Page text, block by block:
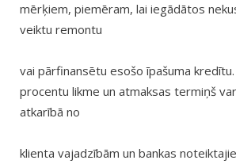
mērķiem, piemēram, lai iegādātos
veiktu remontu
vai pārfinansētu esošo īpašuma
procentu likme un atmaksas termiņš
atkarībā no
klienta vajadzībām un bankas